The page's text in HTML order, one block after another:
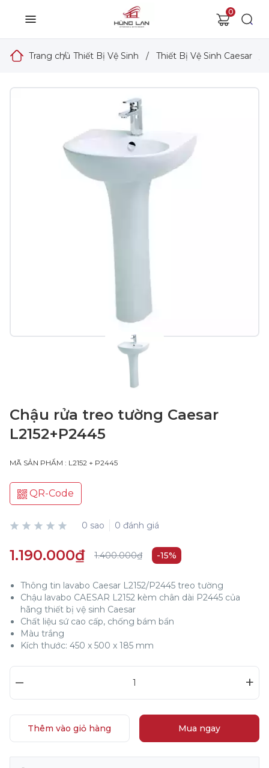
0
Trang chủ
/ Thiết Bị Vệ Sinh / Thiết Bị Vệ Sinh Caesar
Chậu rửa treo tường Caesar
L2152+P2445
MÃ SẢN PHẨM : L2152 + P2445
QR-Code
0 sao 0 đánh giá
1.190.000₫ 1.400.000₫ -15%
Thông tin lavabo Caesar L2152/P2445 treo tường
Chậu lavabo CAESAR L2152 kèm chân dài P2445 của
hãng thiết bị vệ sinh Caesar
Chất liệu sứ cao cấp, chống bám bẩn
Màu trắng
Kích thước: 450 x 500 x 185 mm
– +
Thêm vào giỏ hàng Mua ngay